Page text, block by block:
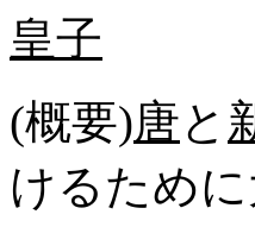
皇子
(概要)唐と
けるため